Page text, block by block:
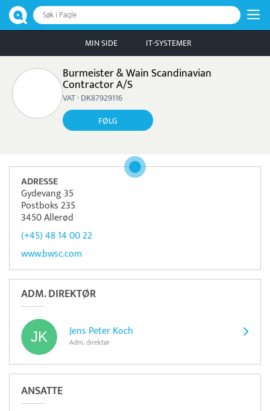
Søk i Paqle
MIN SIDE IT-SYSTEMER
Burmeister & Wain Scandinavian
Contractor A/S
VAT · DK87929116
FØLG
ADRESSE
Gydevang 35
Postboks 235
3450 Allerød
(+45) 48 14 00 22
www.bwsc.com
ADM. DIREKTØR
Jens Peter Koch
Adm. direktør
ANSATTE